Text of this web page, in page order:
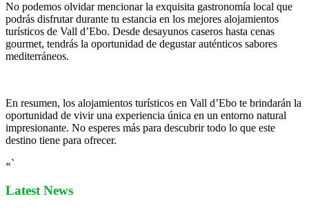
No podemos olvidar mencionar la exquisita gastronomía local que
podrás disfrutar durante tu estancia en los mejores alojamientos
turísticos de Vall d’Ebo. Desde desayunos caseros hasta cenas
gourmet, tendrás la oportunidad de degustar auténticos sabores
mediterráneos.
En resumen, los alojamientos turísticos en Vall d’Ebo te brindarán la
oportunidad de vivir una experiencia única en un entorno natural
impresionante. No esperes más para descubrir todo lo que este
destino tiene para ofrecer.
«`
Latest News